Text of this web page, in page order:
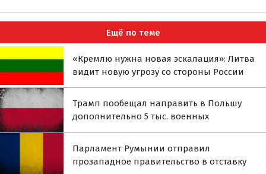
Ещё по теме
«Кремлю нужна новая эскалация»: Литва
видит новую угрозу со стороны России
Трамп пообещал направить в Польшу
дополнительно 5 тыс. военных
Парламент Румынии отправил
прозападное правительство в отставку